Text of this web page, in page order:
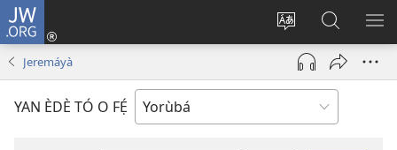
JW.ORG
Yí
èdè
ìkànnì
pa
Wọlé
(opens
window)
Wa
JW.ORG
Jeremáyà
YAN ÈDÈ TÓ O FẸ́